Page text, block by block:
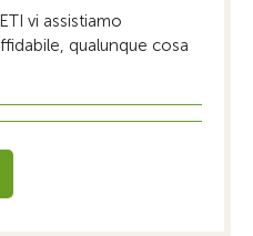
vi assistiamo
qualunque cosa